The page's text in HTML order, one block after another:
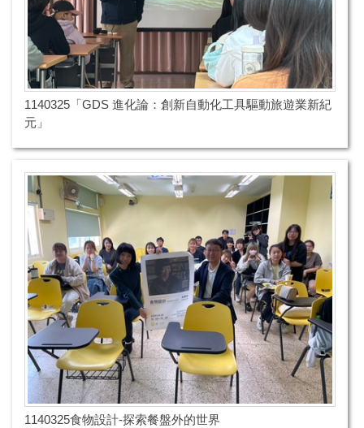
1140325「GDS 進化論：創新自動化工具驅動旅遊業新紀
元」
1140325食物設計-探索餐盤外的世界